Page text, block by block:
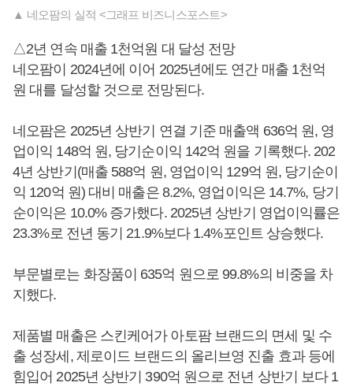
▲ 네오팜의 실적 <그래프 비즈니스포스트>
△2년 연속 매출 1천억원 대 달성 전망
네오팜이 2024년에 이어 2025년에도 연간 매출 1천억
원 대를 달성할 것으로 전망된다.
네오팜은 2025년 상반기 연결 기준 매출액 636억 원, 영
업이익 148억 원, 당기순이익 142억 원을 기록했다. 202
4년 상반기(매출 588억 원, 영업이익 129억 원, 당기순이
익 120억 원) 대비 매출은 8.2%, 영업이익은 14.7%, 당기
순이익은 10.0% 증가했다. 2025년 상반기 영업이익률은
23.3%로 전년 동기 21.9%보다 1.4%포인트 상승했다.
부문별로는 화장품이 635억 원으로 99.8%의 비중을 차
지했다.
제품별 매출은 스킨케어가 아토팜 브랜드의 면세 및 수
출 성장세, 제로이드 브랜드의 올리브영 진출 효과 등에
힘입어 2025년 상반기 390억 원으로 전년 상반기 보다 1